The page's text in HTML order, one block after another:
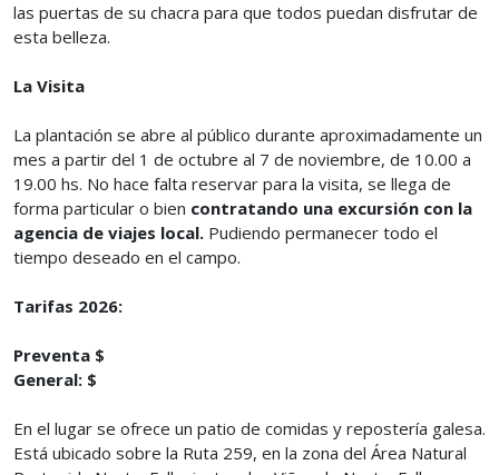
las puertas de su chacra para que todos puedan disfrutar de
esta belleza.
La Visita
La plantación se abre al público durante aproximadamente un
mes a partir del 1 de octubre al 7 de noviembre, de 10.00 a
19.00 hs. No hace falta reservar para la visita, se llega de
forma particular o bien contratando una excursión con la
agencia de viajes local. Pudiendo permanecer todo el
tiempo deseado en el campo.
Tarifas 2026:
Preventa $
General: $
En el lugar se ofrece un patio de comidas y repostería galesa.
Está ubicado sobre la Ruta 259, en la zona del Área Natural